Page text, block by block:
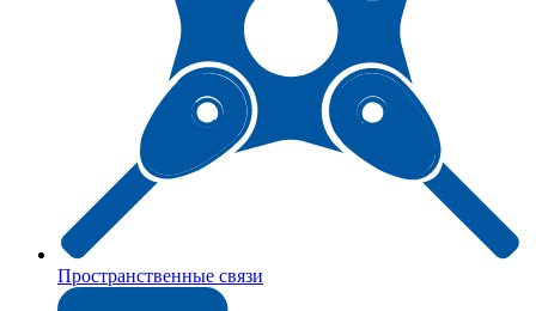
Пространственные связи